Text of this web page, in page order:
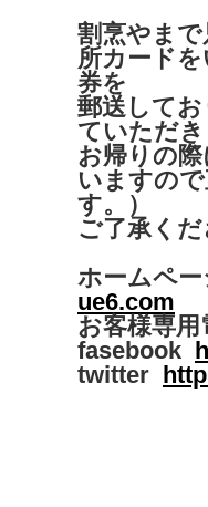
割烹やま
所カード
券を
郵送して
ていただ
お帰りの
いますの
す。）
ご了承く
ホームペ
ue6.com
お客様専用
fasebook
twitter